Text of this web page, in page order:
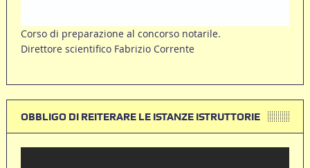
Corso di preparazione al concorso notarile.
Direttore scientifico Fabrizio Corrente
OBBLIGO DI REITERARE LE ISTANZE ISTRUTTORIE